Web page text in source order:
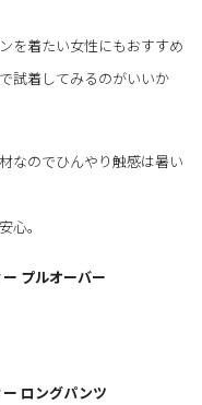
を着たい女性にもおすすめ
試着してみるのがいいか
なのでひんやり触感は暑い
心。
プルオーバー
ロングパンツ